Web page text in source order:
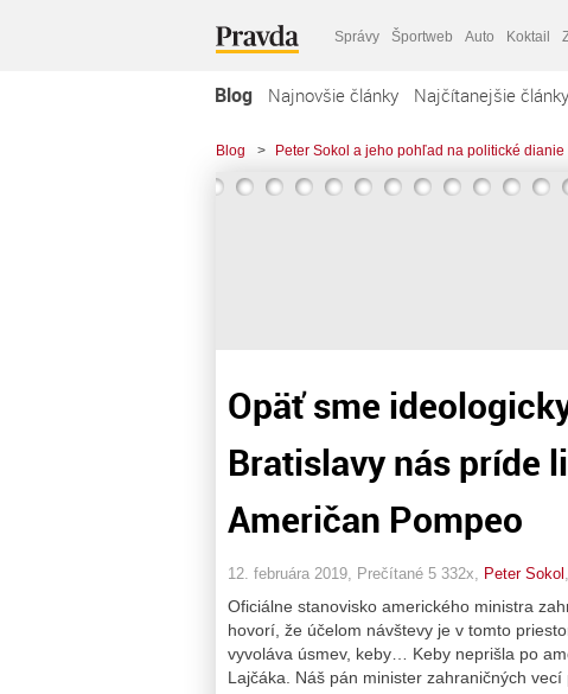
Správy Športweb Auto Koktail
Blog Najnovšie články Najčítanejšie články
Blog > Peter Sokol a jeho pohľad na politické dianie
Opäť sme
Bratislavy nás príde
Američan Pompeo
12. februára 2019, Prečítané 5 332x, Peter Sokol
Oficiálne stanovisko amerického ministra
hovorí, že účelom návštevy je v tomto
vyvoláva úsmev, keby… Keby neprišla po
Lajčáka. Náš pán minister zahraničných